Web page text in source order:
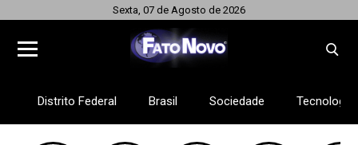
Sexta, 07 de Agosto de 2026
Distrito Federal Brasil Sociedade Tecnologia